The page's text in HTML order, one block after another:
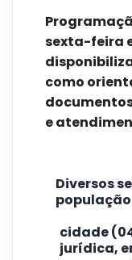
sexta-feira
como
e
Diversos
cidade
jurídica,